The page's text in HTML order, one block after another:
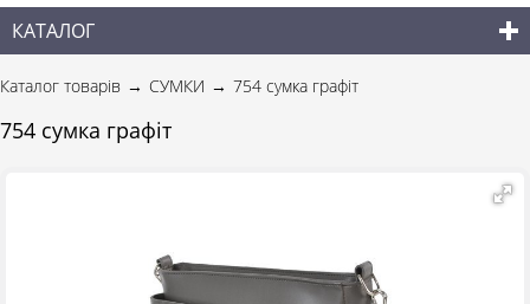
КАТАЛОГ
СУМКИ
РЮКЗАКИ ДЛЯ МІСТА
ДЛЯ ЧОЛОВІКІВ
Каталог товарів СУМКИ 754 сумка графіт
754 сумка графіт